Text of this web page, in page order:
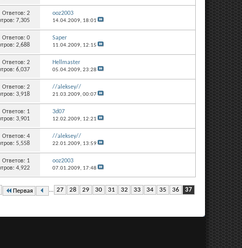
Ответов:2
7,305
ooz2003
14.04.2009, 18:01
Ответов:0
2,688
Saper
11.04.2009, 12:15
Ответов:2
6,037
Hellmaster
05.04.2009, 23:28
Ответов:2
3,918
//aleksey//
21.03.2009, 00:07
Ответов: 1
3,901
3d07
12.02.2009, 12:21
Ответов:4
5,558
//aleksey//
22.01.2009, 13:59
Ответов: 1
4,922
ooz2003
07.01.2009, 17:48
Первая ... 27 28 29 30 31 32 33 34 35 36 37